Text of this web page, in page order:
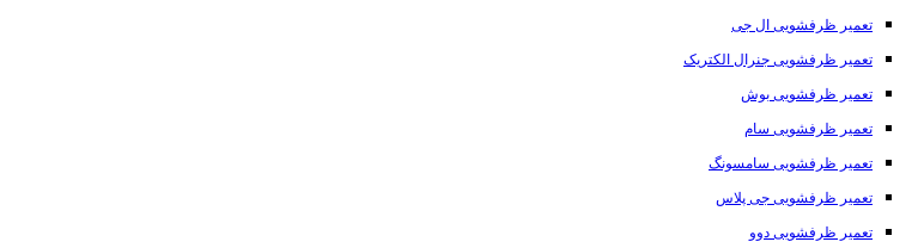
تعمیر ظرفشویی ال جی
تعمیر ظرفشویی جنرال الکتریک
تعمیر ظرفشویی بوش
تعمیر ظرفشویی سام
تعمیر ظرفشویی سامسونگ
تعمیر ظرفشویی جی پلاس
تعمیر ظرفشویی دوو